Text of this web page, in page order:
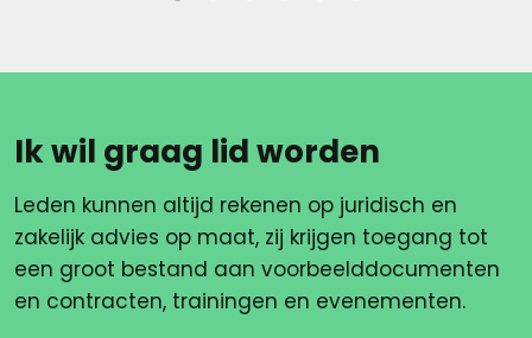
Ik wil graag lid worden
Leden kunnen altijd rekenen op juridisch en
zakelijk advies op maat, zij krijgen toegang tot
een groot bestand aan voorbeelddocumenten
en contracten, trainingen en evenementen.